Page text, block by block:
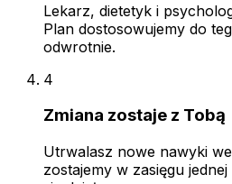
Lekarz, dietetyk i
Plan dostosowujemy do
odwrotnie.
4
Zmiana zostaje z Tobą
Utrwalasz nowe nawyki
zostajemy w zasięgu